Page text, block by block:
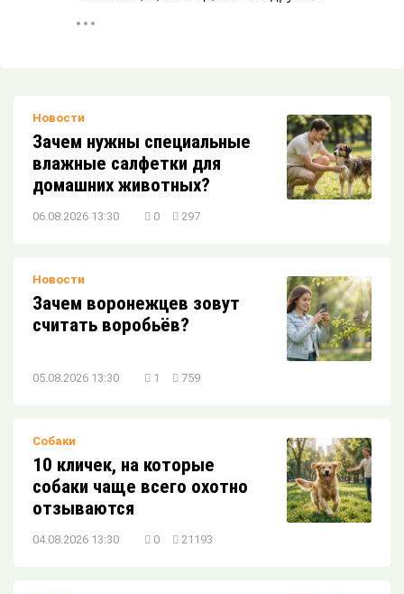
Рыбки без икры: 10 живородящих видов
Новости
Зачем нужны специальные
влажные салфетки для
домашних животных?
06.08.2026 13:30 0 297
Новости
Зачем воронежцев зовут
считать воробьёв?
05.08.2026 13:30 1 759
Собаки
10 кличек, на которые
собаки чаще всего охотно
отзываются
04.08.2026 13:30 0 21193